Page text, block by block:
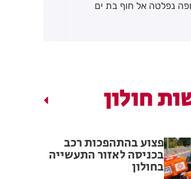
להצתה בשלושה מוקדים ברמת
חולון
פצוע בהתהפכות רכב
בכניסה לאזור התעשייה
בחולון